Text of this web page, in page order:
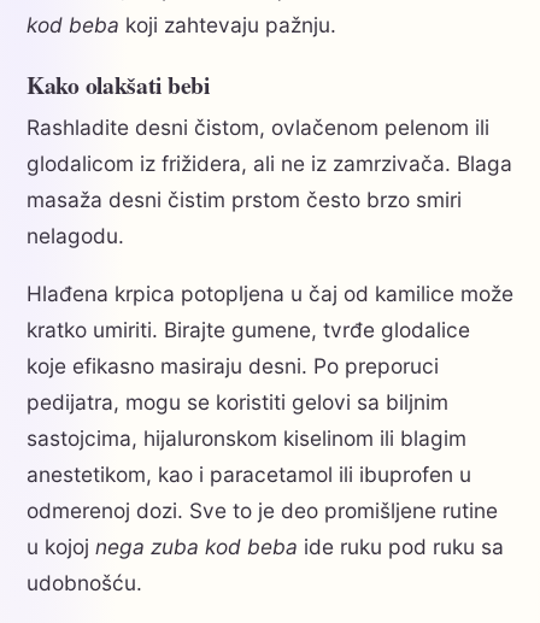
kod beba koji zahtevaju pažnju.
Kako olakšati bebi
Rashladite desni čistom, ovlačenom pelenom ili
glodalicom iz frižidera, ali ne iz zamrzivača. Blaga
masaža desni čistim prstom često brzo smiri
nelagodu.
Hlađena krpica potopljena u čaj od kamilice može
kratko umiriti. Birajte gumene, tvrđe glodalice
koje efikasno masiraju desni. Po preporuci
pedijatra, mogu se koristiti gelovi sa biljnim
sastojcima, hijaluronskom kiselinom ili blagim
anestetikom, kao i paracetamol ili ibuprofen u
odmerenoj dozi. Sve to je deo promišljene rutine
u kojoj nega zuba kod beba ide ruku pod ruku sa
udobnošću.